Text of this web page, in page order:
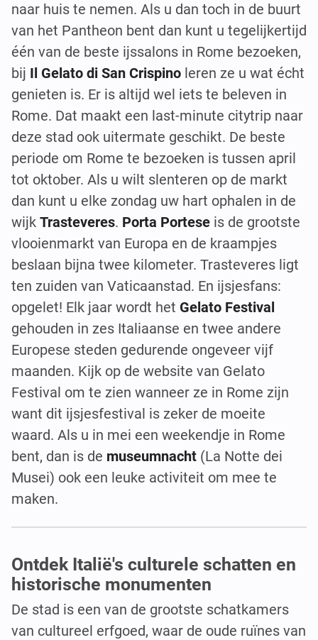
naar huis te nemen. Als u dan toch in de buurt
van het Pantheon bent dan kunt u tegelijkertijd
één van de beste ijssalons in Rome bezoeken,
bij Il Gelato di San Crispino leren ze u wat écht
genieten is. Er is altijd wel iets te beleven in
Rome. Dat maakt een last-minute citytrip naar
deze stad ook uitermate geschikt. De beste
periode om Rome te bezoeken is tussen april
tot oktober. Als u wilt slenteren op de markt
dan kunt u elke zondag uw hart ophalen in de
wijk Trasteveres. Porta Portese is de grootste
vlooienmarkt van Europa en de kraampjes
beslaan bijna twee kilometer. Trasteveres ligt
ten zuiden van Vaticaanstad. En ijsjesfans:
opgelet! Elk jaar wordt het Gelato Festival
gehouden in zes Italiaanse en twee andere
Europese steden gedurende ongeveer vijf
maanden. Kijk op de website van Gelato
Festival om te zien wanneer ze in Rome zijn
want dit ijsjesfestival is zeker de moeite
waard. Als u in mei een weekendje in Rome
bent, dan is de museumnacht (La Notte dei
Musei) ook een leuke activiteit om mee te
maken.
Ontdek Italië's culturele schatten en
historische monumenten
De stad is een van de grootste schatkamers
van cultureel erfgoed, waar de oude ruïnes van